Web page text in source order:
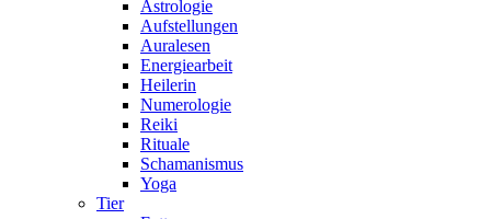
Astrologie
Aufstellungen
Auralesen
Energiearbeit
Heilerin
Numerologie
Reiki
Rituale
Schamanismus
Yoga
Tier